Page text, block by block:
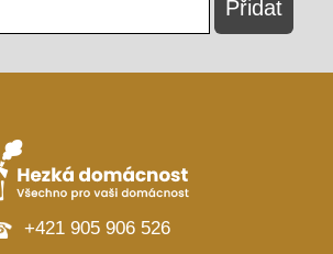
+421 905 906 526